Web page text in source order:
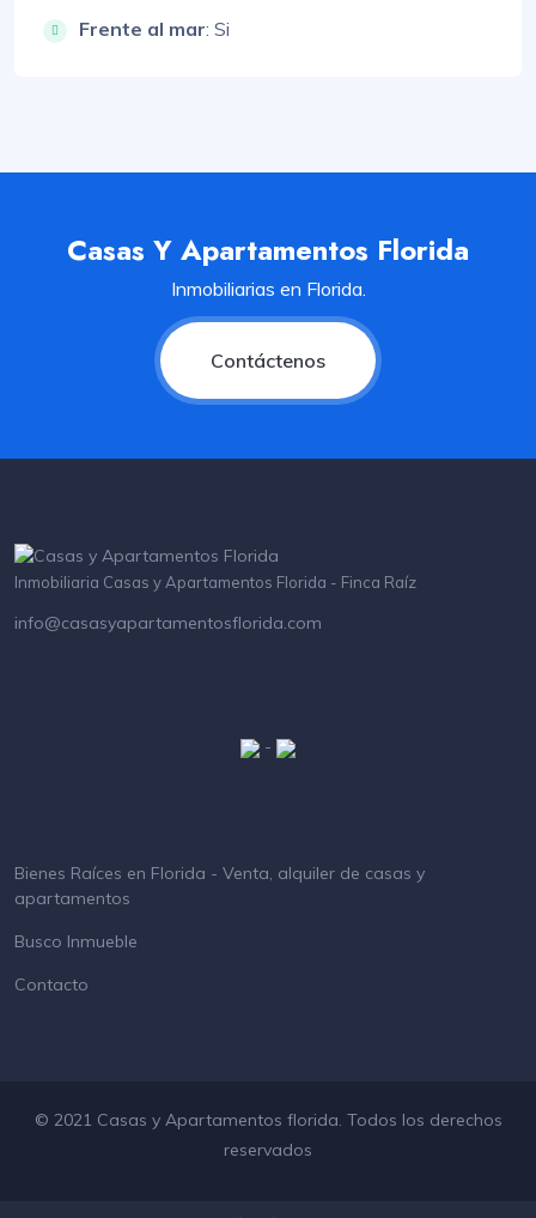
Frente al mar: Si
Casas Y Apartamentos Florida
Inmobiliarias en Florida.
Contáctenos
Inmobiliaria Casas y Apartamentos Florida - Finca Raíz
info@casasyapartamentosflorida.com
-
Bienes Raíces en Florida - Venta, alquiler de casas y
apartamentos
Busco Inmueble
Contacto
© 2021 Casas y Apartamentos florida. Todos los derechos
reservados